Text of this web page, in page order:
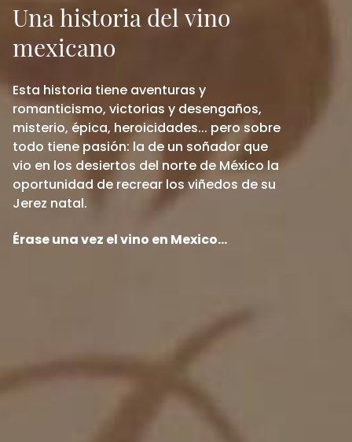
Una historia del vino
mexicano
Esta historia tiene aventuras y
romanticismo, victorias y desengaños,
misterio, épica, heroicidades... pero sobre
todo tiene pasión: la de un soñador que
vio en los desiertos del norte de México la
oportunidad de recrear los viñedos de su
Jerez natal.
Érase una vez el vino en Mexico...